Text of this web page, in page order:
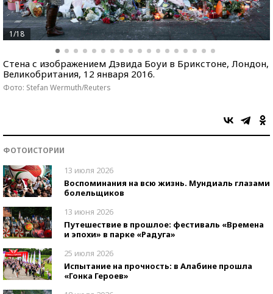
1/18
Стена с изображением Дэвида Боуи в Брикстоне, Лондон,
Великобритания, 12 января 2016.
Фото: Stefan Wermuth/Reuters
ФОТОИСТОРИИ
13 июля 2026
Воспоминания на всю жизнь. Мундиаль глазами
болельщиков
13 июня 2026
Путешествие в прошлое: фестиваль «Времена
и эпохи» в парке «Радуга»
25 июля 2026
Испытание на прочность: в Алабине прошла
«Гонка Героев»